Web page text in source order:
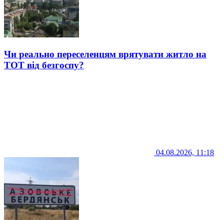
Чи реально переселенцям врятувати житло на
ТОТ від безгоспу?
04.08.2026, 11:18